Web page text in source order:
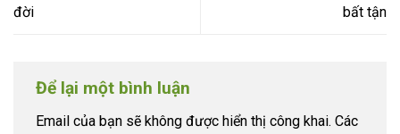
đời
bất tận
Để lại một bình luận
Email của bạn sẽ không được hiển thị công khai. Các